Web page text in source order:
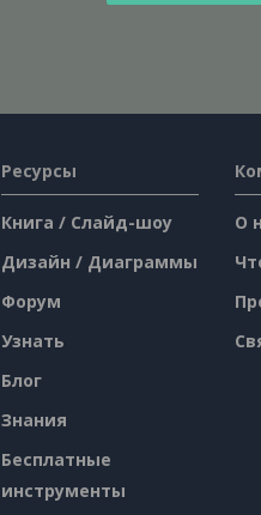
Ресурсы
Книга / Слайд-шоу
Дизайн / Диаграммы
Форум
Узнать
Блог
Знания
Бесплатные
инструменты
О